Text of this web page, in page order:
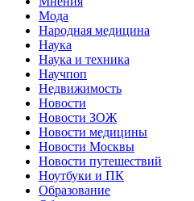
Мода
Народная медицина
Наука
Наука и техника
Научпоп
Недвижимость
Новости
Новости ЗОЖ
Новости медицины
Новости Москвы
Новости путешествий
Ноутбуки и ПК
Образование